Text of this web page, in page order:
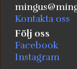
Kontakta oss
Följ oss
Facebook
Instagram